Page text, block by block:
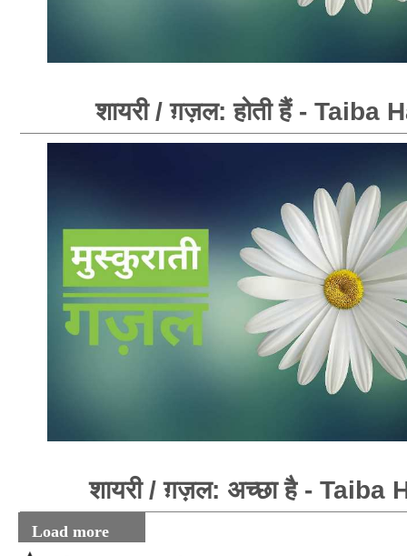
शायरी / ग़ज़ल: होती हैं - Taiba
शायरी / ग़ज़ल: अच्छा है - Taiba
Load more